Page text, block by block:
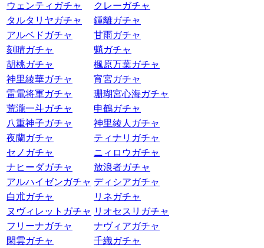
ウェンティガチャ
クレーガチャ
タルタリヤガチャ
鍾離ガチャ
アルベドガチャ
甘雨ガチャ
刻晴ガチャ
魈ガチャ
胡桃ガチャ
楓原万葉ガチャ
神里綾華ガチャ
宵宮ガチャ
雷電将軍ガチャ
珊瑚宮心海ガチャ
荒瀧一斗ガチャ
申鶴ガチャ
八重神子ガチャ
神里綾人ガチャ
夜蘭ガチャ
ティナリガチャ
セノガチャ
ニィロウガチャ
ナヒーダガチャ
放浪者ガチャ
アルハイゼンガチャ ディシアガチャ
白朮ガチャ
リネガチャ
ヌヴィレットガチャ リオセスリガチャ
フリーナガチャ
ナヴィアガチャ
閑雲ガチャ
千織ガチャ